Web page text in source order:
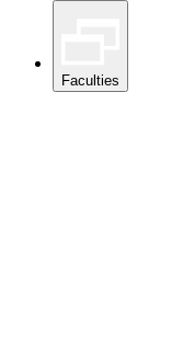
Faculties